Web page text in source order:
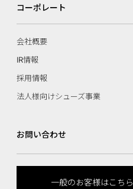
コーポレート
会社概要
IR情報
採用情報
法人様向けシューズ事業
お問い合わせ
一般のお客様はこちら